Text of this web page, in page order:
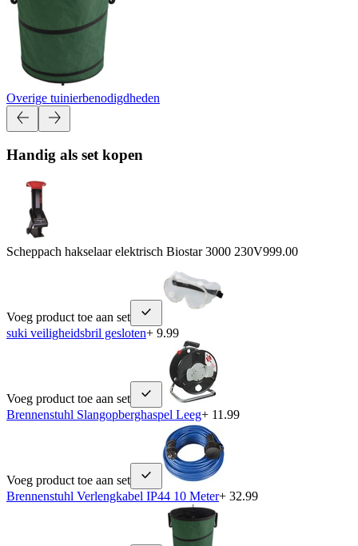
Overige tuinierbenodigdheden
Handig als set kopen
Scheppach hakselaar elektrisch Biostar 3000 230V999.00
Voeg product toe aan set
suki veiligheidsbril gesloten+ 9.99
Voeg product toe aan set
Brennenstuhl Slangopberghaspel Leeg+ 11.99
Voeg product toe aan set
Brennenstuhl Verlengkabel IP44 10 Meter+ 32.99